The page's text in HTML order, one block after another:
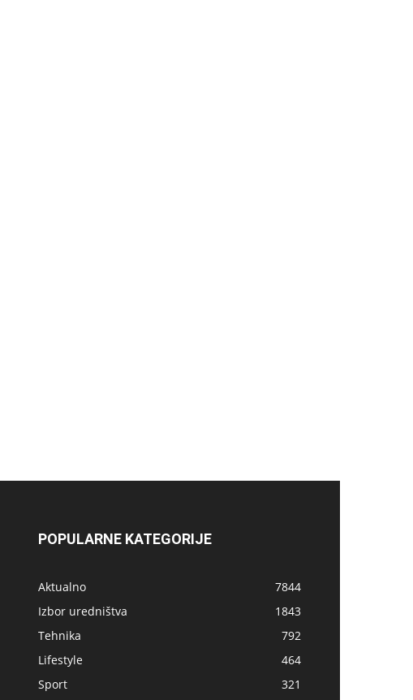
POPULARNE KATEGORIJE
Aktualno
7844
Izbor uredništva
1843
Tehnika
792
Lifestyle
464
Sport
321